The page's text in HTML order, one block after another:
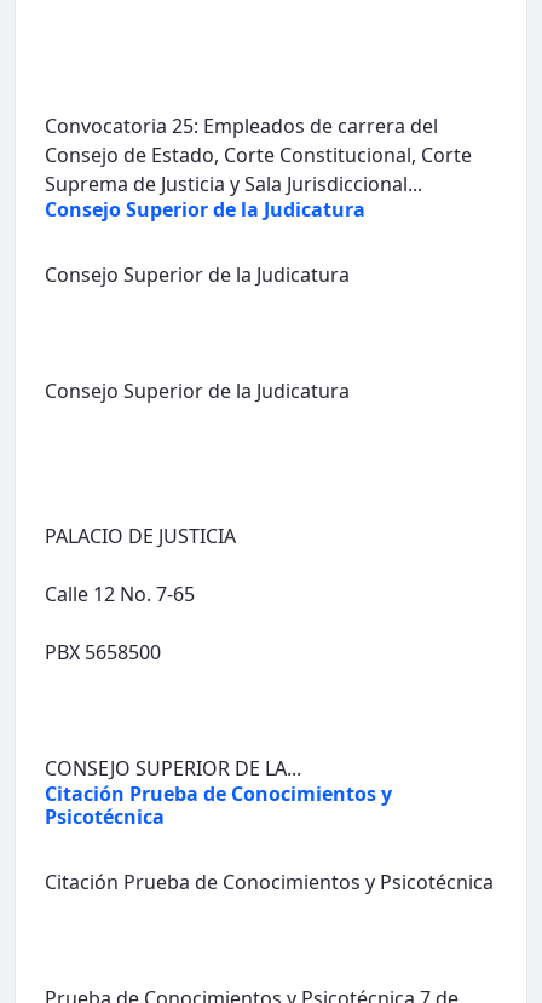
Convocatoria 25: Empleados de carrera del
Consejo de Estado, Corte Constitucional, Corte
Suprema de Justicia y Sala Jurisdiccional...
Consejo Superior de la Judicatura
Consejo Superior de la Judicatura
Consejo Superior de la Judicatura
PALACIO DE JUSTICIA
Calle 12 No. 7-65
PBX 5658500
CONSEJO SUPERIOR DE LA...
Citación Prueba de Conocimientos y
Psicotécnica
Citación Prueba de Conocimientos y Psicotécnica